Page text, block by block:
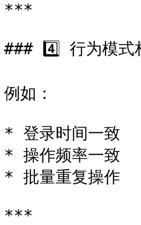
***
### 4️⃣ 行为模式
例如：
* 登录时间一致
* 操作频率一致
* 批量重复操作
***